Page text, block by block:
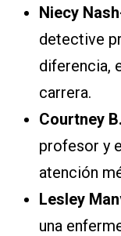
Niecy
detective
diferencia,
carrera.
Courtney
profesor y
atención
Lesley
una